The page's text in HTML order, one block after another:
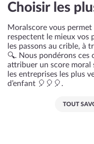
Choisir les
Moralscore vous
respectent le mieux vos
les passons au crible, à
🔍. Nous pondérons ces
attribuer un score moral
les entreprises les plus
d’enfant 🎈🎈🎈.
TOUT